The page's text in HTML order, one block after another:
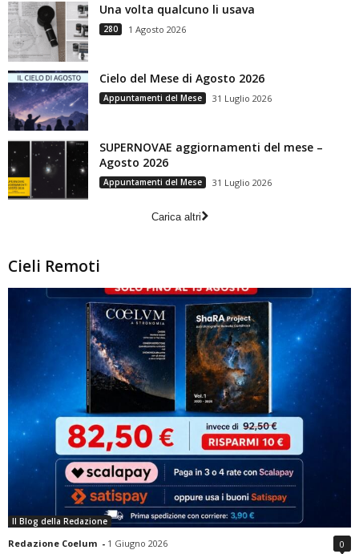
Una volta qualcuno li usava
280 1 Agosto 2026
Cielo del Mese di Agosto 2026
Appuntamenti del Mese 31 Luglio 2026
SUPERNOVAE aggiornamenti del mese –
Agosto 2026
Appuntamenti del Mese 31 Luglio 2026
Carica altri
Cieli Remoti
Il Blog della Redazione
Redazione Coelum - 1 Giugno 2026 0